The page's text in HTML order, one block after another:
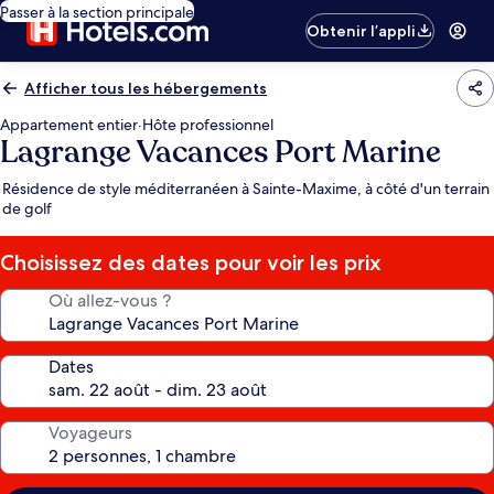
Passer à la section principale
Obtenir l’appli
Afficher tous les hébergements
Appartement entier·Hôte professionnel
Lagrange Vacances Port Marine
Résidence de style méditerranéen à Sainte-Maxime, à côté d'un terrain
de golf
Choisissez des dates pour voir les prix
Où allez-vous ?
Dates
Voyageurs